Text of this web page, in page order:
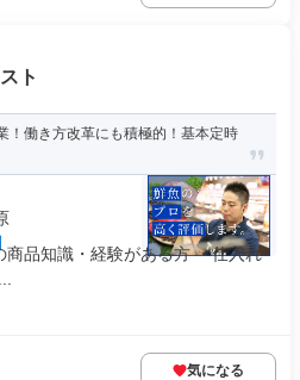
ト
！働き方改革にも積極的！基本定時
品知識・経験がある方 ・仕入れ
気になる